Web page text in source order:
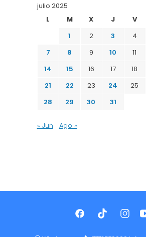
julio 2025
L
M X J V
1
2 3 4
7
8 9 10 11
14
15 16 17 18
21
22 23 24 25
28
29 30 31
« Jun Ago »